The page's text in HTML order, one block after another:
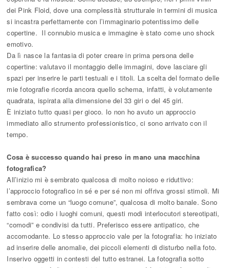
dei Pink Floid, dove una complessità strutturale in termini di musica
si incastra perfettamente con l’immaginario potentissimo delle
copertine. Il connubio musica e immagine è stato come uno shock
emotivo.
Da lì nasce la fantasia di poter creare in prima persona delle
copertine: valutavo il montaggio delle immagini, dove lasciare gli
spazi per inserire le parti testuali e i titoli. La scelta del formato delle
mie fotografie ricorda ancora quello schema, infatti, è volutamente
quadrata, ispirata alla dimensione del 33 giri o del 45 giri.
È iniziato tutto quasi per gioco. Io non ho avuto un approccio
immediato allo strumento professionistico, ci sono arrivato con il
tempo.
Cosa è successo quando hai preso in mano una macchina
fotografica?
All’inizio mi è sembrato qualcosa di molto noioso e riduttivo:
l’approccio fotografico in sé e per sé non mi offriva grossi stimoli. Mi
sembrava come un “luogo comune”, qualcosa di molto banale. Sono
fatto così: odio i luoghi comuni, questi modi interlocutori stereotipati,
“comodi” e condivisi da tutti. Preferisco essere antipatico, che
accomodante. Lo stesso approccio vale per la fotografia: ho iniziato
ad inserire delle anomalie, dei piccoli elementi di disturbo nella foto.
Inserivo oggetti in contesti del tutto estranei. La fotografia sotto